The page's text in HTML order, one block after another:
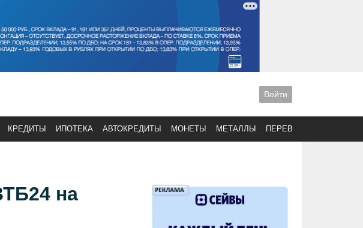
Войти
КРЕДИТЫ ИПОТЕКА АВТОКРЕДИТЫ МОНЕТЫ МЕТАЛЛЫ ПЕРЕВОДЫ
на